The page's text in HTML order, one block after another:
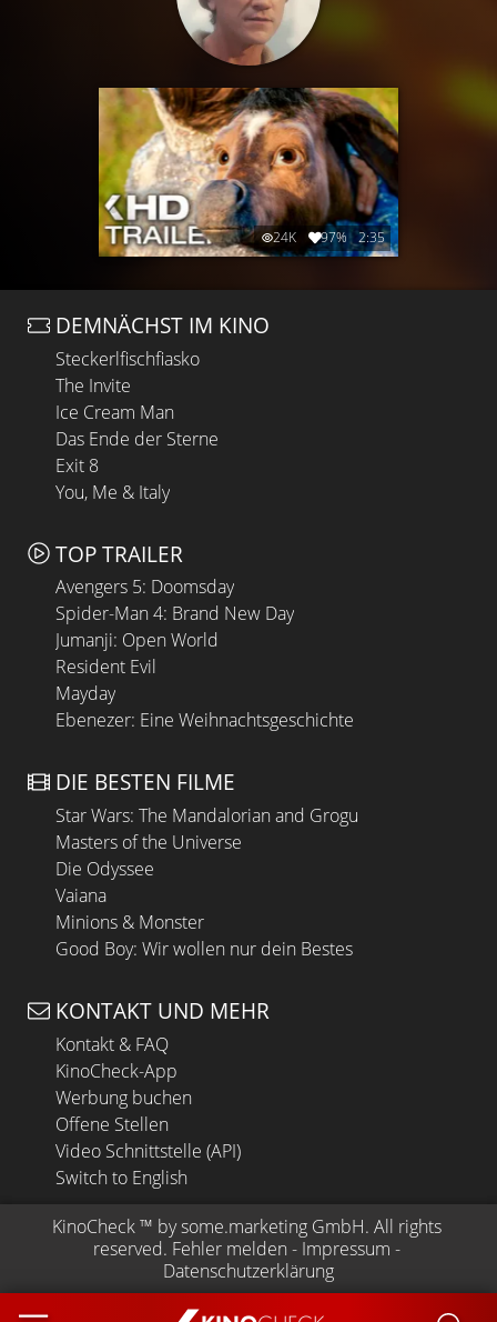
24K 97% 2:35
DEMNÄCHST IM KINO
Steckerlfischfiasko
The Invite
Ice Cream Man
Das Ende der Sterne
Exit 8
You, Me & Italy
TOP TRAILER
Avengers 5: Doomsday
Spider-Man 4: Brand New Day
Jumanji: Open World
Resident Evil
Mayday
Ebenezer: Eine Weihnachtsgeschichte
DIE BESTEN FILME
Star Wars: The Mandalorian and Grogu
Masters of the Universe
Die Odyssee
Vaiana
Minions & Monster
Good Boy: Wir wollen nur dein Bestes
KONTAKT UND MEHR
Kontakt & FAQ
KinoCheck-App
Werbung buchen
Offene Stellen
Video Schnittstelle (API)
Switch to English
KinoCheck ™ by some.marketing GmbH. All rights
reserved. Fehler melden - Impressum -
Datenschutzerklärung